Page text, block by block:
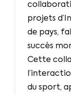
projets
de pays,
succès
Cette
du sport,